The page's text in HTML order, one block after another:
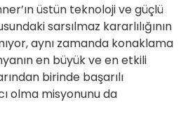
üstün teknoloji ve güçlü
sarsılmaz kararlılığının
aynı zamanda konaklama
en büyük ve en etkili
birinde başarılı
olma misyonunu da